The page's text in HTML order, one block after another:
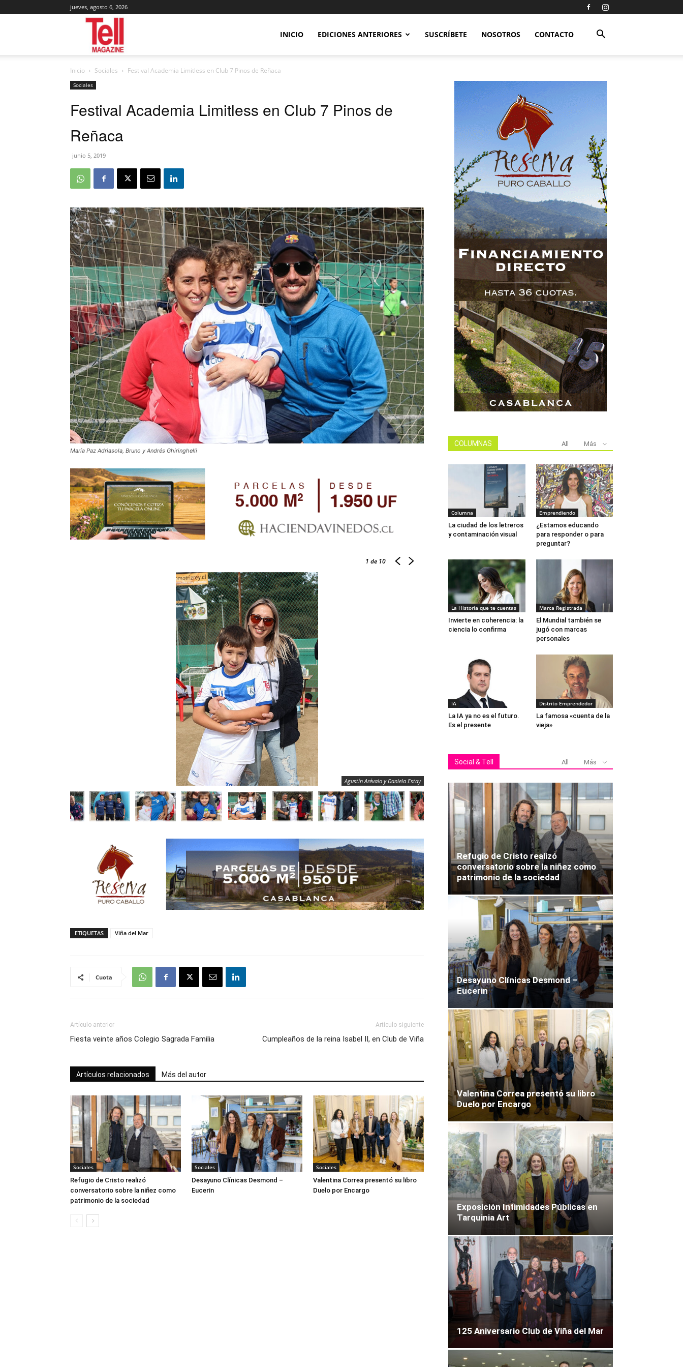
jueves, agosto 6, 2026
Magazine
INICIO EDICIONES ANTERIORES SUSCRÍBETE NOSOTROS CONTACTO
Inicio Sociales Festival Academia Limitless en Club 7 Pinos de Reñaca
Sociales
Festival Academia Limitless en Club 7 Pinos de
Reñaca
junio 5, 2019
María Paz Adriasola, Bruno y Andrés Ghiringhelli
1 de 10
Agustín Arévalo y Daniela Estay
ETIQUETAS Viña del Mar
Cuota
Artículo anterior
Fiesta veinte años Colegio Sagrada Familia
Artículo siguiente
Cumpleaños de la reina Isabel II, en Club de Viña
Artículos relacionados Más del autor
Sociales
Refugio de Cristo realizó
conversatorio sobre la niñez como
patrimonio de la sociedad
Sociales
Desayuno Clínicas Desmond –
Eucerin
Sociales
Valentina Correa presentó su libro
Duelo por Encargo
COLUMNAS All Más
Columna
La ciudad de los letreros
y contaminación visual
Emprendiendo
¿Estamos educando
para responder o para
preguntar?
La Historia que te cuentas
Invierte en coherencia: la
ciencia lo confirma
Marca Registrada
El Mundial también se
jugó con marcas
personales
IA
La IA ya no es el futuro.
Es el presente
Distrito Emprendedor
La famosa «cuenta de la
vieja»
Social & Tell All Más
Refugio de Cristo realizó
conversatorio sobre la niñez como
patrimonio de la sociedad
Desayuno Clínicas Desmond –
Eucerin
Valentina Correa presentó su libro
Duelo por Encargo
Exposición Intimidades Públicas en
Tarquinia Art
125 Aniversario Club de Viña del Mar